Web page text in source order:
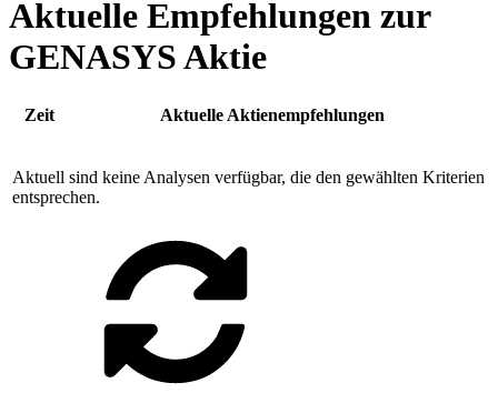
Aktuelle Empfehlungen zur
GENASYS Aktie
Zeit Aktuelle Aktienempfehlungen
Aktuell sind keine Analysen verfügbar, die den gewählten Kriterien
entsprechen.